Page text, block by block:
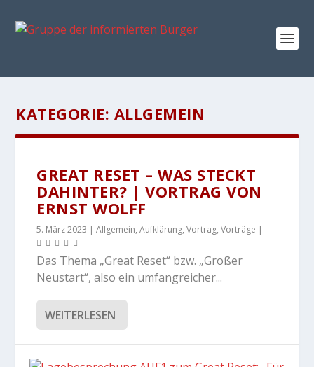
KATEGORIE: ALLGEMEIN
GREAT RESET – WAS STECKT
DAHINTER? | VORTRAG VON
ERNST WOLFF
5. März 2023 |Allgemein,Aufklärung,Vortrag,Vorträge |
Das Thema „Great Reset“ bzw. „Großer
Neustart“, also ein umfangreicher...
WEITERLESEN